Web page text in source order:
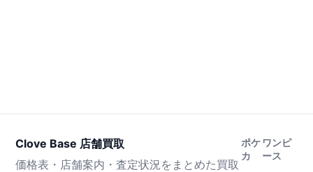
Clove Base 店舗買取
価格表・店舗案内・査定状況をまとめた買取
ポケ
カ
ワンピ
ース